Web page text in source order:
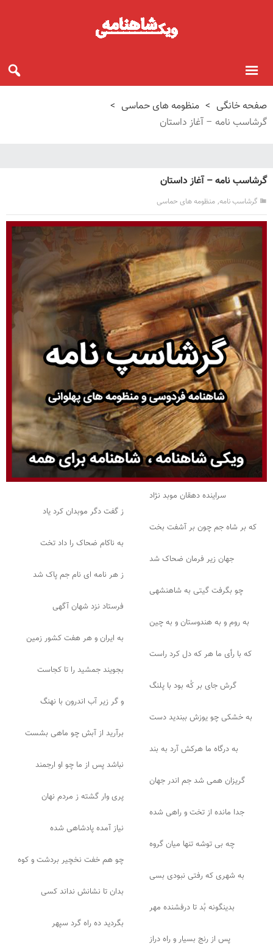
صفحه خانگی > منظومه های حماسی >
گرشاسب نامه – آغاز داستان
گرشاسب نامه – آغاز داستان
گرشاسب نامه, منظومه های حماسی
سراینده دهقان موبد نژاد
ز گفت دگر موبدان کرد یاد
که بر شاه جم چون بر آشفت بخت
به ناکام ضحاک را داد تخت
جهان زیر فرمان ضحاک شد
ز هر نامه ای نام جم پاک شد
چو بگرفت گیتی به شاهنشهی
فرستاد نزد شهان آگهی
به روم و به هندوستان و به چین
به ایران و هر هفت کشور زمین
که با رأی ما هر که دل کرد راست
بجویند جمشید را تا کجاست
گرش جای بر کُه بود با پلنگ
و گر زیر آب اندرون با نهنگ
به خشکی چو یوزش ببندید دست
برآرید از آبش چو ماهی بشست
به درگاه ما هرکش آرد به بند
نباشد پس از ما چو او ارجمند
گریزان همی شد جم اندر جهان
پری وار گشته ز مردم نهان
جدا مانده از تخت و راهی شده
نیاز آمده پادشاهی شده
چه بی توشه تنها میان گروه
چو هم خفت نخچیر بردشت و کوه
به شهری که رفتی نبودی بسی
بدان تا نشانش نداند کسی
بدینگونه بُد تا درفشنده مهر
بگردید ده راه گرد سپهر
پس از رنج بسیار و راه دراز